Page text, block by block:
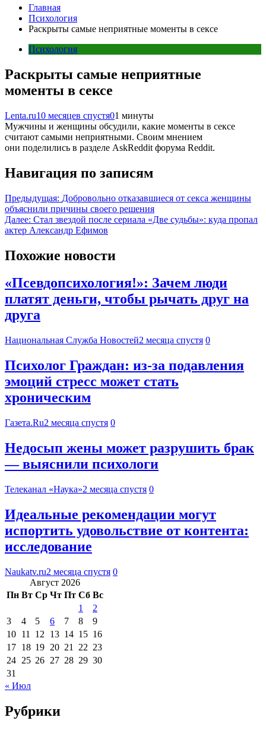
Главная
Психология
Раскрыты самые неприятные моменты в сексе
Психология
Раскрыты самые неприятные
моменты в сексе
Lenta.ru10 месяцев спустя01 минуты
Мужчины и женщины обсудили, какие моменты в сексе
считают самыми неприятными. Своим мнением
они поделились в разделе AskReddit форума Reddit.
Навигация по записям
Предыдущая: Добровольно отказавшиеся от секса женщины
объяснили причины своего решения
Далее: Стал звездой после сериала «Две судьбы»: куда пропал
актер Александр Ефимов
Похожие новости
«Псевдопсихология!»: Зачем люди
платят деньги, чтобы рычать друг на
друга
Национальная Служба Новостей2 месяца спустя 0
Психолог Граждан: из-за подавления
эмоций стресс может стать
хроническим
Газета.Ru2 месяца спустя 0
Недосып жены может разрушить брак
— выяснили психологи
Телеканал «Наука»2 месяца спустя 0
Идеальные рекомендации могут
испортить удовольствие от контента:
исследование
Naukatv.ru2 месяца спустя 0
Август 2026
Пн Вт Ср Чт Пт Сб Вс
1
2
3
4 5 6 7 8
9
10 11 12 13 14 15 16
17 18 19 20 21 22 23
24 25 26 27 28 29 30
31
« Июл
Рубрики